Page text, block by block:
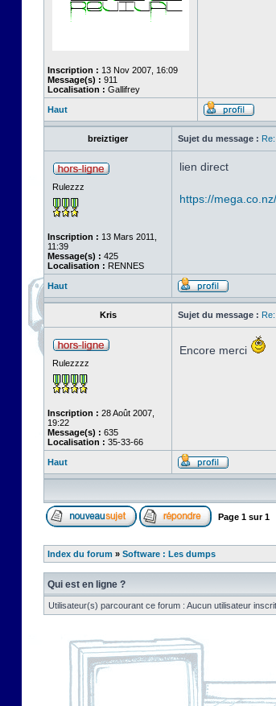
Inscription : 13 Nov 2007, 16:09
Message(s) : 911
Localisation : Gallifrey
Haut
breiztiger Sujet du message :
Rulezzz
Inscription : 13 Mars 2011,
11:39
Message(s) : 425
Localisation : RENNES
lien direct
https://
Haut
Kris Sujet du message :
Rulezzzz
Inscription : 28 Août 2007,
19:22
Message(s) : 635
Localisation : 35-33-66
Encore merci
Haut
Page 1 sur1
Index du forum » Software : Les dumps
Qui est en ligne ?
Utilisateur(s) parcourant ce forum : Aucun utilisateur